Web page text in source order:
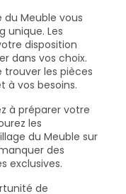
du Meuble vous
unique. Les
disposition
dans vos choix.
trouver les pièces
à vos besoins.
à préparer votre
les
du Meuble sur
des
exclusives.
de